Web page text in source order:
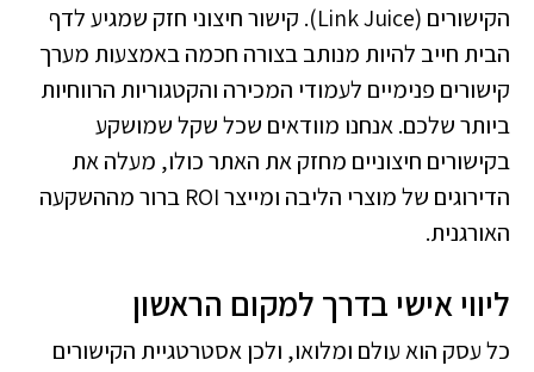
הקישורים (Link Juice). קישור חיצוני חזק שמגיע לדף
הבית חייב להיות מנותב בצורה חכמה באמצעות מערך
קישורים פנימיים לעמודי המכירה והקטגוריות הרווחיות
ביותר שלכם. אנחנו מוודאים שכל שקל שמושקע
בקישורים חיצוניים מחזק את האתר כולו, מעלה את
הדירוגים של מוצרי הליבה ומייצר ROI ברור מההשקעה
האורגנית.
ליווי אישי בדרך למקום הראשון
כל עסק הוא עולם ומלואו, ולכן אסטרטגיית הקישורים